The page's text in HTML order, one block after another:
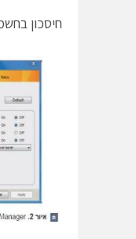
חיסכון